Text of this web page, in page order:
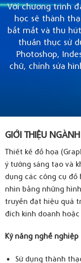
Với chương trình
học sẽ thành
bắt mắt và thu
thuần thục sử
Photoshop,
chữ, chỉnh sửa
GIỚI THIỆU NGÀNH
Thiết kế đồ họa
ý tưởng sáng tạo và
dụng các công cụ
nhìn bằng những
truyền đạt hiệu quả
đích kinh doanh
Kỹ năng nghề nghiệp
Sử dụng thành